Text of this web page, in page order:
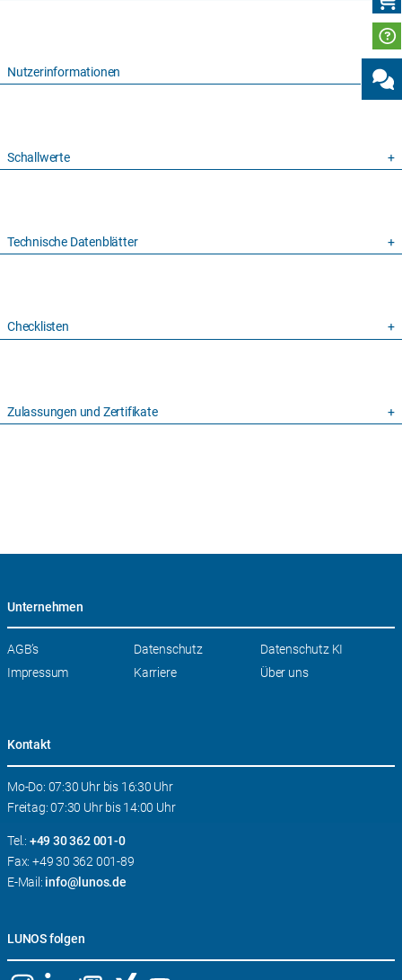
Nutzerinformationen
Schallwerte
Technische Datenblätter
Checklisten
Zulassungen und Zertifikate
Unternehmen
Navigation
AGB’s Datenschutz
Datenschutz KI
Impressum
Karriere Über uns
Kontakt
Mo-Do: 07:30 Uhr bis 16:30 Uhr
Freitag: 07:30 Uhr bis 14:00 Uhr
Tel.: +49 30 362 001-0
Fax: +49 30 362 001-89
E-Mail: info@lunos.de
LUNOS folgen